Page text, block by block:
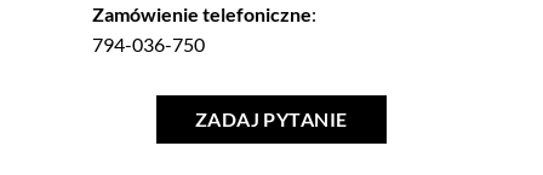
Zamówienie telefoniczne:
794-036-750
ZADAJ PYTANIE